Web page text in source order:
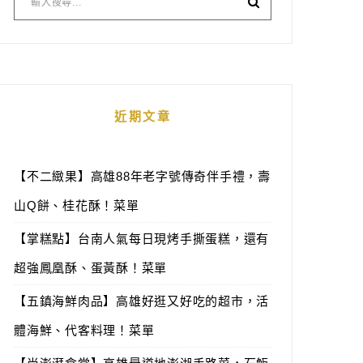
近期文章
【不二緻果】高雄88年老字號傳奇伴手禮，壽
山Q餅、桂花酥！菜單
【掌糕點】台南人氣每日現烤手撕蛋糕，還有
超強鳳凰酥、蛋黃酥！菜單
【五鎮海鮮肉品】高雄好逛又好吃的超市，活
體海鮮、代客料理！菜單